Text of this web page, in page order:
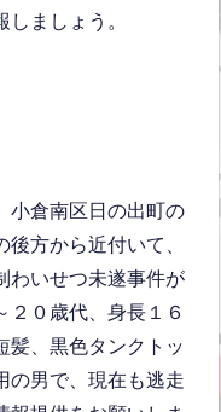
ましょう。
小倉南区日の出町の
方から近付いて、
わいせつ未遂事件が
２０歳代、身長１６
髪、黒色タンクトッ
の男で、現在も逃走